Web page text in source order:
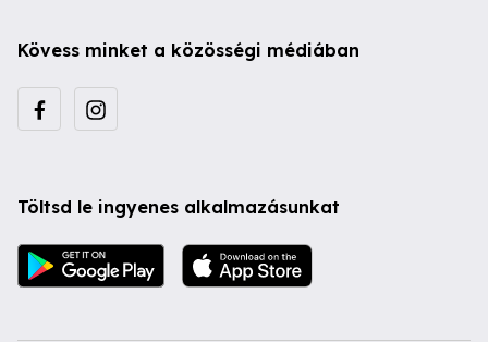
Kövess minket a közösségi médiában
Töltsd le ingyenes alkalmazásunkat